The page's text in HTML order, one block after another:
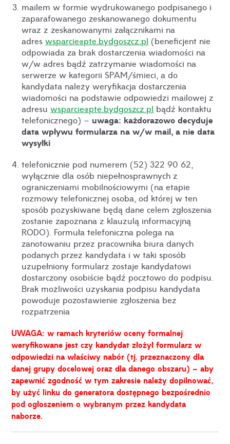
mailem w formie wydrukowanego podpisanego i
zaparafowanego zeskanowanego dokumentu
wraz z zeskanowanymi załącznikami na
adreswsparcie@pte.bydgoszcz.pl (beneficjent nie
odpowiada za brak dostarczenia wiadomości na
w/w adres bądź zatrzymanie wiadomości na
serwerze w kategorii SPAM/śmieci, a do
kandydata należy weryfikacja dostarczenia
wiadomości na podstawie odpowiedzi mailowej z
adresuwsparcie@pte.bydgoszcz.pl bądź kontaktu
telefonicznego) – uwaga: każdorazowo decyduje
data wpływu formularza na w/w mail, a nie data
wysyłki
telefonicznie pod numerem (52) 322 90 62,
wyłącznie dla osób niepełnosprawnych z
ograniczeniami mobilnościowymi (na etapie
rozmowy telefonicznej osoba, od której w ten
sposób pozyskiwane będą dane celem zgłoszenia
zostanie zapoznana z klauzulą informacyjną
RODO). Formuła telefoniczna polega na
zanotowaniu przez pracownika biura danych
podanych przez kandydata i w taki sposób
uzupełniony formularz zostaje kandydatowi
dostarczony osobiście bądź pocztowo do podpisu.
Brak możliwości uzyskania podpisu kandydata
powoduje pozostawienie zgłoszenia bez
rozpatrzenia
UWAGA: w ramach kryteriów oceny formalnej
weryfikowane jest czy kandydat złożył formularz w
odpowiedzi na właściwy nabór (tj. przeznaczony dla
danej grupy docelowej oraz dla danego obszaru) – aby
zapewnić zgodność w tym zakresie należy dopilnować,
by użyć linku do generatora dostępnego bezpośrednio
pod ogłoszeniem o wybranym przez kandydata
naborze.